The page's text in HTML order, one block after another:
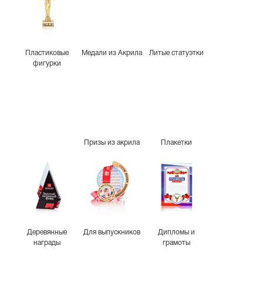
Пластиковые
фигурки
Медали из Акрила Литые статуэтки
Призы из акрила Плакетки
Деревянные
награды
Для выпускников
Дипломы и
грамоты